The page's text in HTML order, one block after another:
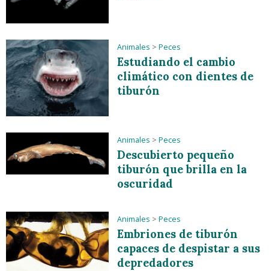
Animales > Peces
Estudiando el cambio
climático con dientes de
tiburón
Animales > Peces
Descubierto pequeño
tiburón que brilla en la
oscuridad
Animales > Peces
Embriones de tiburón
capaces de despistar a sus
depredadores